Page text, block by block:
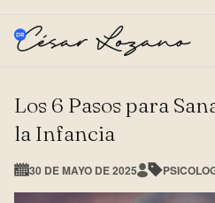
Los 6 Pasos para
la Infancia
30 DE MAYO DE 2025